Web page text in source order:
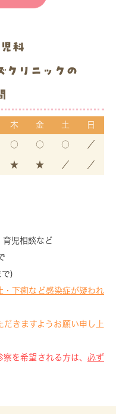
科
クリニックの
木 金 土 日
○ ○ ○ ／
★ ★ ／ ／
児相談など
)
・下痢など感染症が疑われ
きますようお願い申し上
を希望される方は、 必ず